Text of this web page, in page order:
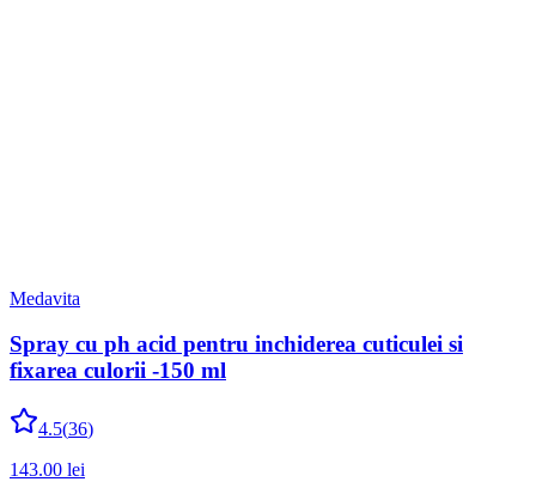
Medavita
Spray cu ph acid pentru inchiderea cuticulei si
fixarea culorii -150 ml
4.5(36)
143.00 lei